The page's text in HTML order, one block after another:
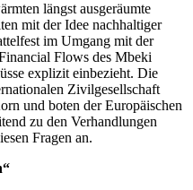
längst ausgeräumte
mit der Idee nachhaltiger
im Umgang mit der
Flows des Mbeki
explizit einbezieht. Die
Zivilgesellschaft
und boten der Europäischen
zu den Verhandlungen
Fragen an.